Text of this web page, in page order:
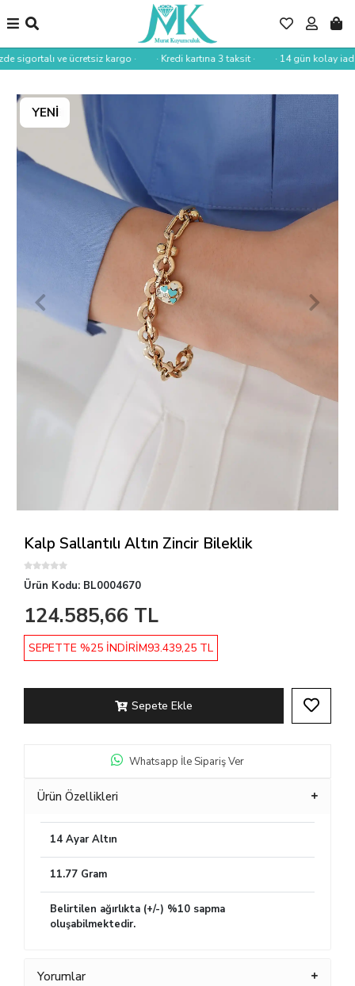
sigortalı ve ücretsiz kargo · · Kredi kartına 3 taksit · · 14 gün kolay iade
Kalp Sallantılı Altın Zincir Bileklik
Ürün Kodu: BL0004670
124.585,66 TL
SEPETTE %25 İNDİRİM93.439,25 TL
Sepete Ekle
Whatsapp İle Sipariş Ver
Ürün Özellikleri
14 Ayar Altın
11.77 Gram
Belirtilen ağırlıkta (+/-) %10 sapma
oluşabilmektedir.
Yorumlar